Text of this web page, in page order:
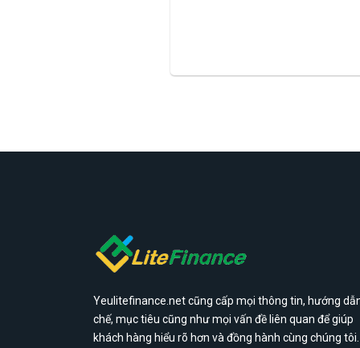
Yeulitefinance.net cũng cấp mọi thông tin, hướng
chế, mục tiêu cũng như mọi vấn đề liên quan để giúp
khách hàng hiểu rõ hơn và đồng hành cùng chúng tôi.